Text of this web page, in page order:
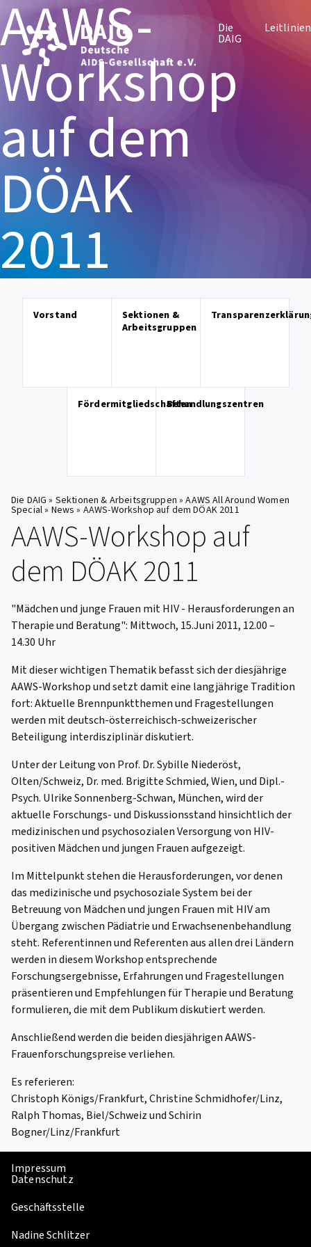
Die
DAIG
Leitlinien
AAWS-
Workshop
auf dem
DÖAK
2011
Vorstand
Sektionen &
Arbeitsgruppen
FördermitgliedschaftenBehandlungszentren
Die DAIG » Sektionen & Arbeitsgruppen » AAWS All Around Women
Special» News » AAWS-Workshop auf dem DÖAK 2011
AAWS-Workshop auf
dem DÖAK 2011
"Mädchen und junge Frauen mit HIV - Herausforderungen an
Therapie und Beratung": Mittwoch, 15.Juni 2011, 12.00 –
14.30 Uhr
Mit dieser wichtigen Thematik befasst sich der diesjährige
AAWS-Workshop und setzt damit eine langjährige Tradition
fort: Aktuelle Brennpunktthemen und Fragestellungen
werden mit deutsch-österreichisch-schweizerischer
Beteiligung interdisziplinär diskutiert.
Unter der Leitung von Prof. Dr. Sybille Niederöst,
Olten/Schweiz, Dr. med. Brigitte Schmied, Wien, und Dipl.-
Psych. Ulrike Sonnenberg-Schwan, München, wird der
aktuelle Forschungs- und Diskussionsstand hinsichtlich der
medizinischen und psychosozialen Versorgung von HIV-
positiven Mädchen und jungen Frauen aufgezeigt.
Im Mittelpunkt stehen die Herausforderungen, vor denen
das medizinische und psychosoziale System bei der
Betreuung von Mädchen und jungen Frauen mit HIV am
Übergang zwischen Pädiatrie und Erwachsenenbehandlung
steht. Referentinnen und Referenten aus allen drei Ländern
werden in diesem Workshop entsprechende
Forschungsergebnisse, Erfahrungen und Fragestellungen
präsentieren und Empfehlungen für Therapie und Beratung
formulieren, die mit dem Publikum diskutiert werden.
Anschließend werden die beiden diesjährigen AAWS-
Frauenforschungspreise verliehen.
Es referieren:
Christoph Königs/Frankfurt, Christine Schmidhofer/Linz,
Ralph Thomas, Biel/Schweiz und Schirin
Bogner/Linz/Frankfurt
Impressum
Datenschutz
Geschäftsstelle
Nadine Schlitzer